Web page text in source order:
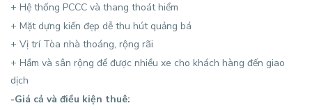
+ Hệ thống PCCC và thang thoát hiểm
+ Mặt dựng kiến đẹp dễ thu hút quảng bá
+ Vị trí Tòa nhà thoáng, rộng rãi
+ Hầm và sân rộng để được nhiều xe cho khách hàng đến giao
dịch
-Giá cả và điều kiện thuê: